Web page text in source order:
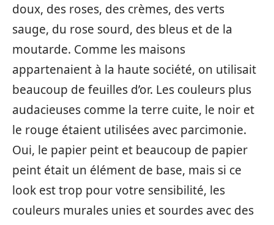
doux, des roses, des crèmes, des verts
sauge, du rose sourd, des bleus et de la
moutarde. Comme les maisons
appartenaient à la haute société, on utilisait
beaucoup de feuilles d’or. Les couleurs plus
audacieuses comme la terre cuite, le noir et
le rouge étaient utilisées avec parcimonie.
Oui, le papier peint et beaucoup de papier
peint était un élément de base, mais si ce
look est trop pour votre sensibilité, les
couleurs murales unies et sourdes avec des